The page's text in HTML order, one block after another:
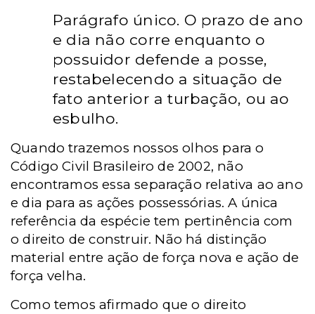
Parágrafo único. O prazo de ano
e dia não corre enquanto o
possuidor defende a posse,
restabelecendo a situação de
fato anterior a turbação, ou ao
esbulho.
Quando trazemos nossos olhos para o
Código Civil Brasileiro de 2002, não
encontramos essa separação relativa ao ano
e dia para as ações possessórias. A única
referência da espécie tem pertinência com
o direito de construir. Não há distinção
material entre ação de força nova e ação de
força velha.
Como temos afirmado que o direito